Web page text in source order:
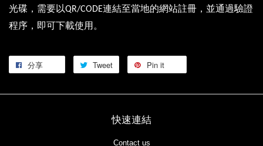
光碟，需要以QR/CODE連結至當地的網站註冊，並通過驗證
程序，即可下載使用。
分享 Tweet Pin it
快速連結
Contact us